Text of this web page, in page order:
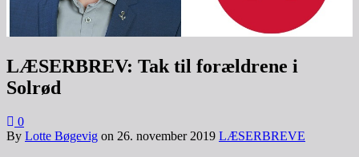
LÆSERBREV: Tak til forældrene i
Solrød
0
By Lotte Bøgevig on 26. november 2019 LÆSERBREVE